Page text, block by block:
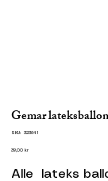
Gemar
SKU:
SKU
323641
Pris
39,00 kr
Alle lateks